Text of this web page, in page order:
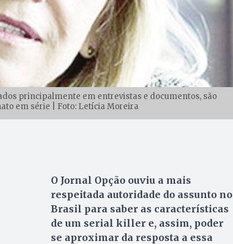
principalmente em entrevistas e documentos, são
em série | Foto: Letícia Moreira
O Jornal Opção ouviu a mais
respeitada autoridade do assunto no
Brasil para saber as características
de um serial killer e, assim, poder
se aproximar da resposta a essa